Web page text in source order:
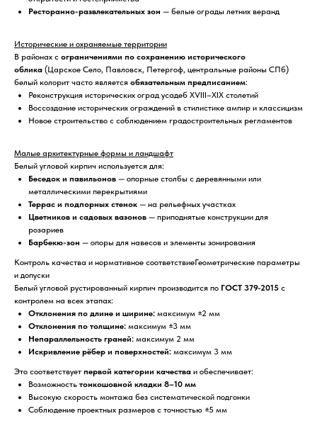
Ресторанно-развлекательных зон — белые ограды летних веранд
Исторические и охраняемые территории
В районах с ограничениями по сохранению исторического
облика (Царское Село, Павловск, Петергоф, центральные районы СПб)
белый колорит часто является обязательным предписанием:
Реконструкция исторических оград усадеб XVIII–XIX столетий
Воссоздание исторических ограждений в стилистике ампир и классицизм
Новое строительство с соблюдением градостроительных регламентов
Малые архитектурные формы и ландшафт
Белый угловой кирпич используется для:
Беседок и павильонов — опорные столбы с деревянными или
металлическими перекрытиями
Террас и подпорных стенок — на рельефных участках
Цветников и садовых вазонов — приподнятые конструкции для
розариев
Барбекю-зон — опоры для навесов и элементы зонирования
Контроль качества и нормативное соответствиеГеометрические параметры
и допуски
Белый угловой рустированный кирпич производится по ГОСТ 379-2015 с
контролем на всех этапах:
Отклонения по длине и ширине: максимум ±2 мм
Отклонения по толщине: максимум ±3 мм
Непараллельность граней: максимум 2 мм
Искривление рёбер и поверхностей: максимум 3 мм
Это соответствует первой категории качества и обеспечивает:
Возможность тонкошовной кладки 8–10 мм
Высокую скорость монтажа без систематической подгонки
Соблюдение проектных размеров с точностью ±5 мм